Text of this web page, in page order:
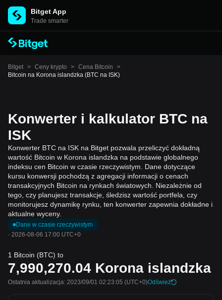
Bitget App
Trade smarter
Bitget > Ceny krypto > Cena Bitcoin
>
Bitcoin na Korona islandzka (BTC na ISK)
Konwerter i kalkulator BTC na
ISK
Konwerter BTC na ISK na Bitget pozwala przeliczyć dokładną
wartość Bitcoin w Korona islandzka na podstawie globalnego
indeksu cen Bitcoin w czasie rzeczywistym. Dane dotyczące
kursu konwersji pochodzą z agregacji informacji o cenach
transakcyjnych Bitcoin na rynkach światowych. Niezależnie od
tego, czy planujesz transakcje, śledzisz wartość portfela, czy
monitorujesz dynamikę rynku, ten konwerter zapewnia dokładne i
aktualne wyceny.
Dane w czasie rzeczywistym
· 2026-08-06 17:00 UTC+0
1 Bitcoin (BTC) to
7,990,270.04 Korona islandzka
Ostatnia aktualizacja: 2023/09/01 02:23:05 (UTC+0)Odśwież